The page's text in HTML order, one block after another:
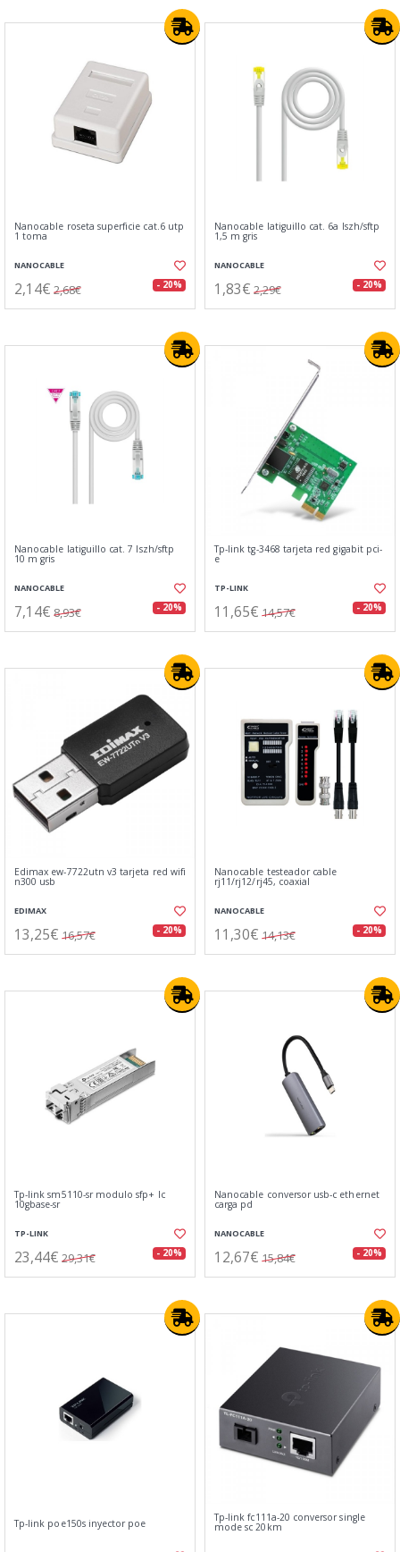
Nanocable roseta superficie cat.6 utp
1 toma
NANOCABLE
2,14€ 2,68€ - 20%
Nanocable latiguillo cat. 6a lszh/sftp
1,5 m gris
NANOCABLE
1,83€ 2,29€ - 20%
Nanocable latiguillo cat. 7 lszh/sftp
10 m gris
NANOCABLE
7,14€ 8,93€ - 20%
Tp-link tg-3468 tarjeta red gigabit pci-
e
TP-LINK
11,65€ 14,57€ - 20%
Edimax ew-7722utn v3 tarjeta red wifi
n300 usb
EDIMAX
13,25€ 16,57€ - 20%
Nanocable testeador cable
rj11/rj12/rj45, coaxial
NANOCABLE
11,30€ 14,13€ - 20%
Tp-link sm5110-sr modulo sfp+ lc
10gbase-sr
TP-LINK
23,44€ 29,31€ - 20%
Nanocable conversor usb-c ethernet
carga pd
NANOCABLE
12,67€ 15,84€ - 20%
Tp-link poe150s inyector poe Tp-link fc111a-20 conversor single
mode sc 20km